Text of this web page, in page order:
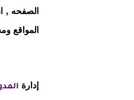
الصفحه ,
المواقع
إدارة